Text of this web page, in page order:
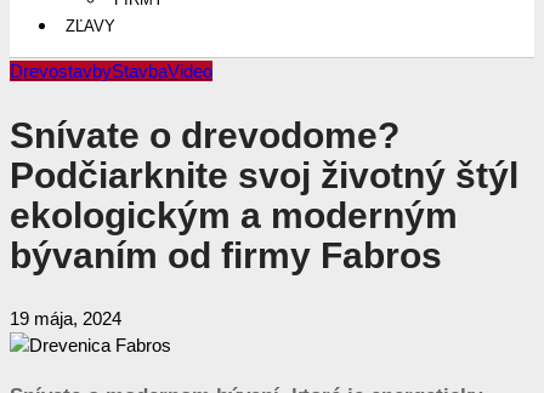
ZĽAVY
DrevostavbyStavbaVideo
Snívate o drevodome?
Podčiarknite svoj životný štýl
ekologickým a moderným
bývaním od firmy Fabros
19 mája, 2024